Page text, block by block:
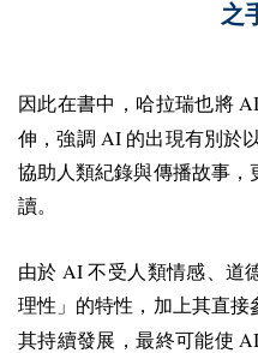
之
因此在書中，哈拉瑞也將 AI
伸，強調 AI的出現有別於
協助人類紀錄與傳播故事
讀。
由於 AI不受人類情感、道
理性」的特性，加上其直
其持續發展，最終可能使 AI